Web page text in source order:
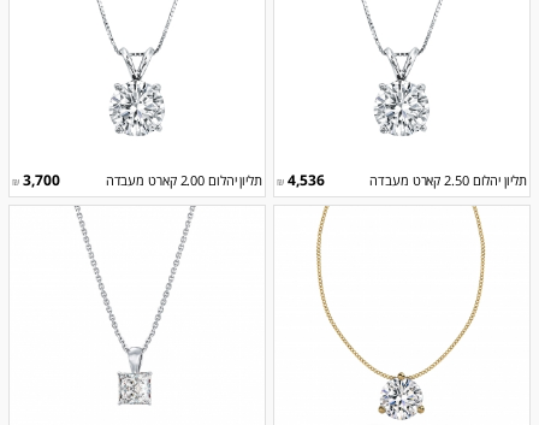
תליון יהלום 2.00 קארט מעבדה 3,700
₪ תליון יהלום 2.50 קארט מעבדה 4,536
₪